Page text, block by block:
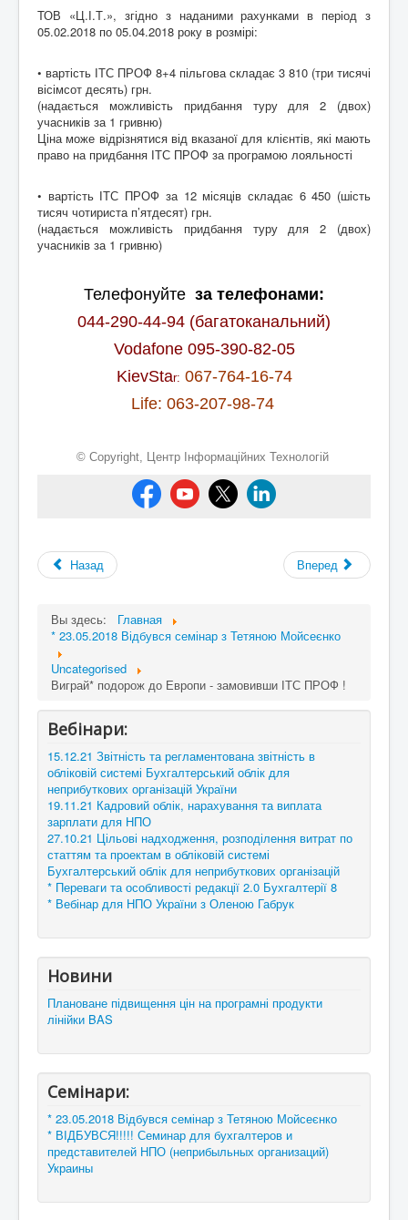
ТОВ «Ц.І.Т.», згідно з наданими рахунками в період з
05.02.2018 по 05.04.2018 року в розмірі:
• вартість ІТС ПРОФ 8+4 пільгова складає 3 810 (три тисячі
вісімсот десять) грн.
(надається можливість придбання туру для 2 (двох)
учасників за 1 гривню)
Ціна може відрізнятися від вказаної для клієнтів, які мають
право на придбання ІТС ПРОФ за програмою лояльності
• вартість ІТС ПРОФ за 12 місяців складає 6 450 (шість
тисяч чотириста п’ятдесят) грн.
(надається можливість придбання туру для 2 (двох)
учасників за 1 гривню)
Телефонуйте за телефонами:
044-290-44-94 (багатоканальний)
Vodafone 095-390-82-05
KievStar: 067-764-16-74
Life: 063-207-98-74
© Copyright, Центр Інформаційних Технологій
Назад Вперед
Вы здесь:
Главная
* 23.05.2018 Відбувся семінар з Тетяною Мойсеєнко
Uncategorised
Виграй* подорож до Европи - замовивши ІТС ПРОФ !
Вебінари:
15.12.21 Звітність та регламентована звітність в
обліковій системі Бухгалтерський облік для
неприбуткових організацій України
19.11.21 Кадровий облік, нарахування та виплата
зарплати для НПО
27.10.21 Цільові надходження, розподілення витрат по
статтям та проектам в обліковій системі
Бухгалтерський облік для неприбуткових організацій
* Переваги та особливості редакції 2.0 Бухгалтерії 8
* Вебінар для НПО України з Оленою Габрук
Новини
Плановане підвищення цін на програмні продукти
лінійки BAS
Семінари:
* 23.05.2018 Відбувся семінар з Тетяною Мойсеєнко
* ВІДБУВСЯ!!!!! Семинар для бухгалтеров и
представителей НПО (неприбыльных организаций)
Украины